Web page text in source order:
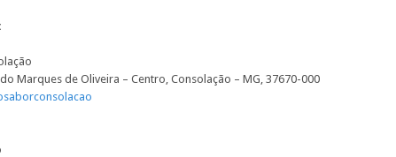
Marques de Oliveira – Centro, Consolação – MG, 37670-000